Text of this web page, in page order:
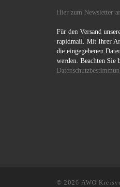
Hier zum Newsletter
Für den Versand
rapidmail. Mit Ihrer
die eingegebenen
werden. Beachten Sie
© 2026 AWO